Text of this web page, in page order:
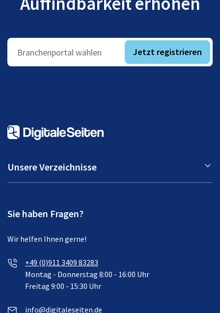
Branchenportal wählen Jetzt registrieren
Unsere Verzeichnisse
Sie haben Fragen?
Wir helfen Ihnen gerne!
+49 (0)911 3409 83283
Montag - Donnerstag 8:00 - 16:00 Uhr
Freitag 9:00 - 15:30 Uhr
info@digitaleseiten.de